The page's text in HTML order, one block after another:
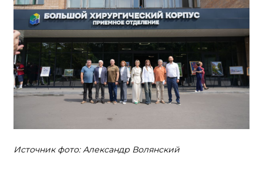
Источник фото: Александр Волянский